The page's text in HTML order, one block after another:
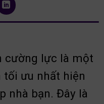
cường lực là một
ưu nhất hiện
nhà bạn. Đây là